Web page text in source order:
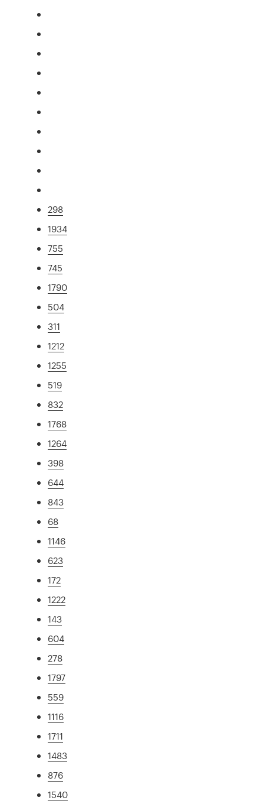
298
1934
755
745
1790
504
311
1212
1255
519
832
1768
1264
398
644
843
68
1146
623
172
1222
143
604
278
1797
559
1116
1711
1483
876
1540